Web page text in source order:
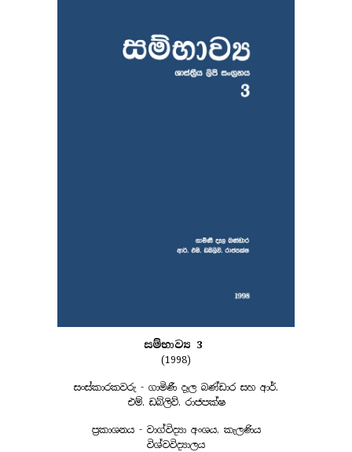
සම්භාව්‍ය 3
(1998)
සංස්කාරකවරු - ගාමිණී දෑල බණ්ඩාර සහ ආර්.
එම්. ඩබ්ලිව්. රාජපක්ෂ
ප්‍රකාශනය - වාග්විද්‍යා අංශය, කැලණිය
විශ්වවිද්‍යාලය